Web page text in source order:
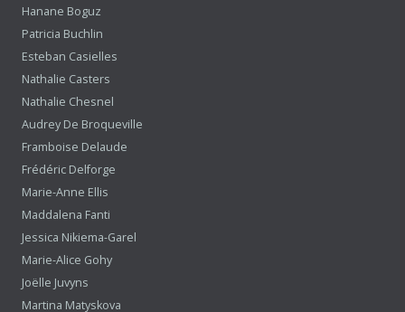
Hanane Boguz
Patricia Buchlin
Esteban Casielles
Nathalie Casters
Nathalie Chesnel
Audrey De Broqueville
Framboise Delaude
Frédéric Delforge
Marie-Anne Ellis
Maddalena Fanti
Jessica Nikiema-Garel
Marie-Alice Gohy
Joëlle Juvyns
Martina Matyskova